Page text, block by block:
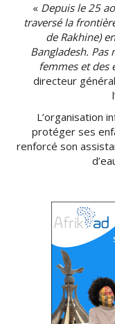
« Depuis le 25
traversé la frontière
de Rakhine)
Bangladesh. Pas
femmes et des
directeur
L’organisation
protéger ses
renforcé son